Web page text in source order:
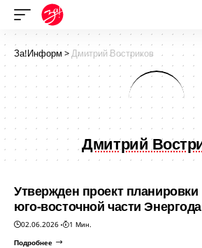
За!Информ >Дмитрий Востриков
Дмитрий
Утвержден проект планировки
юго-восточной части
02.06.2026
1 Мин.
Подробнее